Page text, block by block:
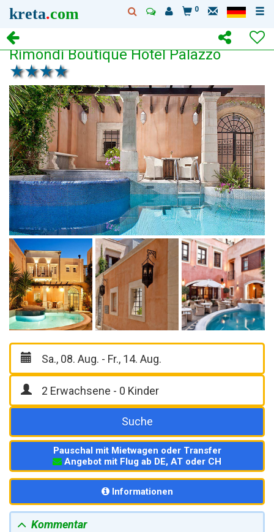
kreta.com 0
Rimondi Boutique Hotel Palazzo
Suche
Pauschal mit Mietwagen oder Transfer
Angebot mit Flug ab DE, AT oder CH
Informationen
Kommentar